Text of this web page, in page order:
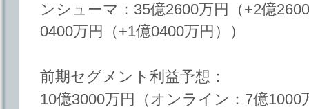
ンシューマ：35億2600万円（+2億
0400万円（+1億0400万円））
前期セグメント利益予想：
10億3000万円（オンライン：7億